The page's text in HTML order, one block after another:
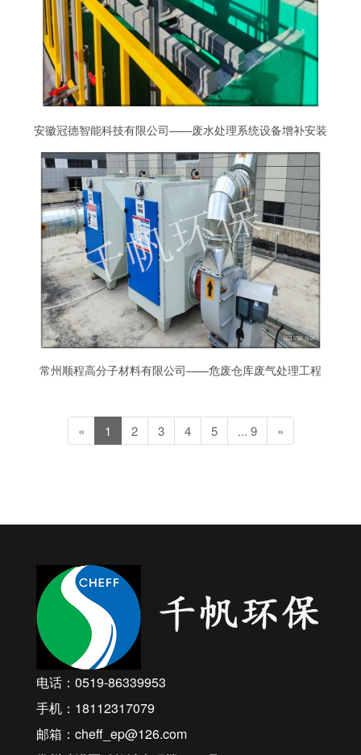
安徽冠德智能科技有限公司——废水处理系统设备增补安装
常州顺程高分子材料有限公司——危废仓库废气处理工程
« 1 2 3 4 5 ... 9 »
电话：0519-86339953
手机：18112317079
邮箱：cheff_ep@126.com